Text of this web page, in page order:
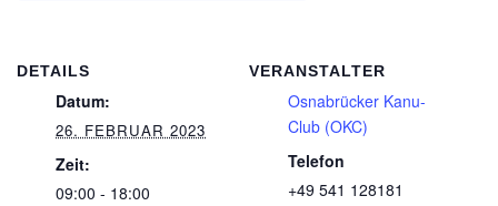
DETAILS
Datum:
26. FEBRUAR 2023
Zeit:
09:00 - 18:00
VERANSTALTER
Osnabrücker Kanu-
Club (OKC)
Telefon
+49 541 128181